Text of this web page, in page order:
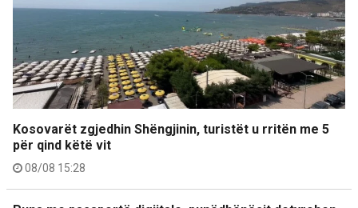
Kosovarët zgjedhin Shëngjinin, turistët u rritën me 5
për qind këtë vit
08/08 15:28